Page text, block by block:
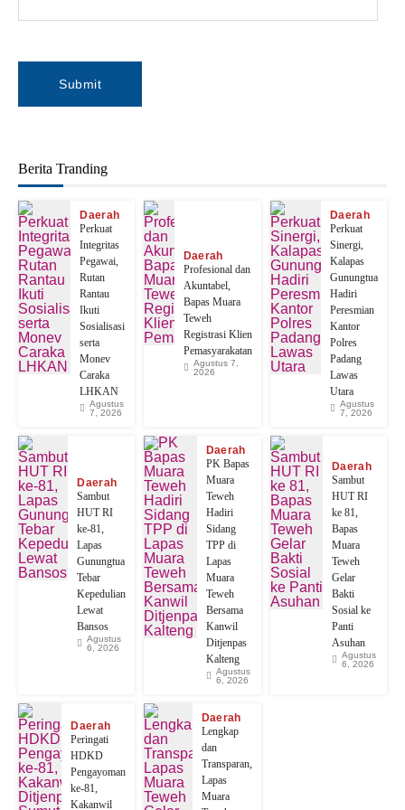
Berita Tranding
Daerah
Perkuat
Integritas
Pegawai,
Rutan
Rantau
Ikuti
Sosialisasi
serta
Monev
Caraka
LHKAN
Agustus
7, 2026
Daerah
‎Profesional dan
Akuntabel,
Bapas Muara
Teweh
Registrasi Klien
Pemasyarakatan
Agustus 7,
2026
Daerah
Perkuat
Sinergi,
Kalapas
Gunungtua
Hadiri
Peresmian
Kantor
Polres
Padang
Lawas
Utara
Agustus
7, 2026
Daerah
Sambut
HUT RI
ke-81,
Lapas
Gunungtua
Tebar
Kepedulian
Lewat
Bansos
Agustus
6, 2026
Daerah
‎PK Bapas
Muara
Teweh
Hadiri
Sidang
TPP di
Lapas
Muara
Teweh
Bersama
Kanwil
Ditjenpas
Kalteng
Agustus
6, 2026
Daerah
‎Sambut
HUT RI
ke 81,
Bapas
Muara
Teweh
Gelar
Bakti
Sosial ke
Panti
Asuhan
Agustus
6, 2026
Daerah
Peringati
HDKD
Pengayoman
ke-81,
Kakanwil
Daerah
Lengkap
dan
Transparan,
Lapas
Muara